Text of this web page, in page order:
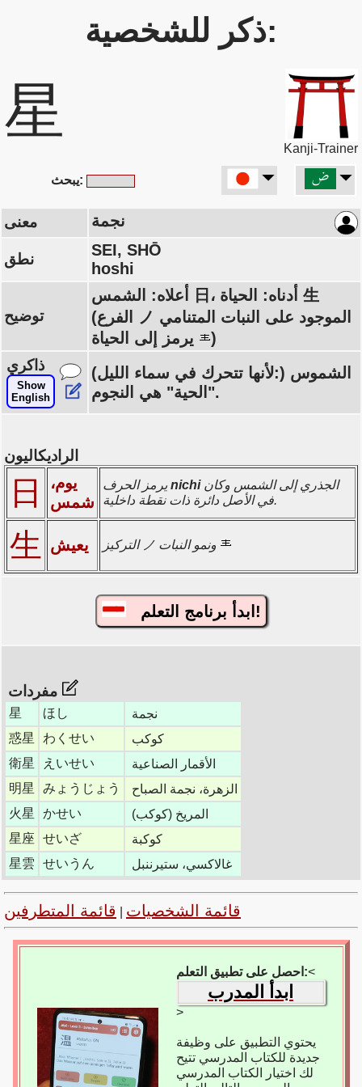
ذكر للشخصية:
星
Kanji-Trainer
يبحث:
معنى نجمة
نطق
SEI, SHŌ
hoshi
توضيح
أعلاه: الشمس 日، أدناه: الحياة 生
(الفرع ノ الموجود على النبات المتنامي
يرمز إلى الحياة)
ذاكري
Show
English
(لأنها تتحرك في سماء الليل:) الشموس
"الحية" هي النجوم.
الراديكاليون
日
يوم،
شمس
nichiالجذري إلى الشمس وكان
في الأصل دائرة ذات نقطة داخلية.
生 يعيش
ابدأ برنامج التعلم!
星 ほし
نجمة
惑星
わくせい
كوكب
衛星
えいせい
الأقمار الصناعية
明星
みょうじょう
الزهرة، نجمة الصباح
火星
かせい
المريخ (كوكب)
星座
せいざ
كوكبة
星雲
せいうん غالاكسي، ستيرننبل
قائمة الشخصيات قائمة المتطرفين
احصل على تطبيق التعلم:<
ابدأ المدرب
>
يحتوي التطبيق على وظيفة
جديدة للكتاب المدرسي تتيح
لك اختيار الكتاب المدرسي